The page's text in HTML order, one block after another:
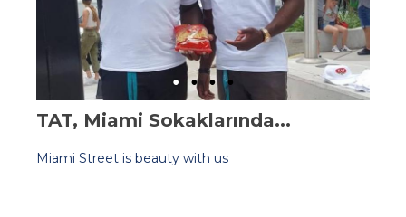
TAT, Miami Sokaklarında...
Miami Street is beauty with us